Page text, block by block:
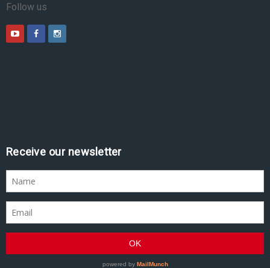
Follow us